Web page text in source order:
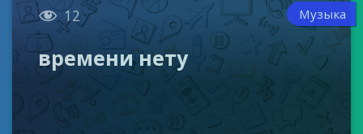
 12 Музыка
времени нету